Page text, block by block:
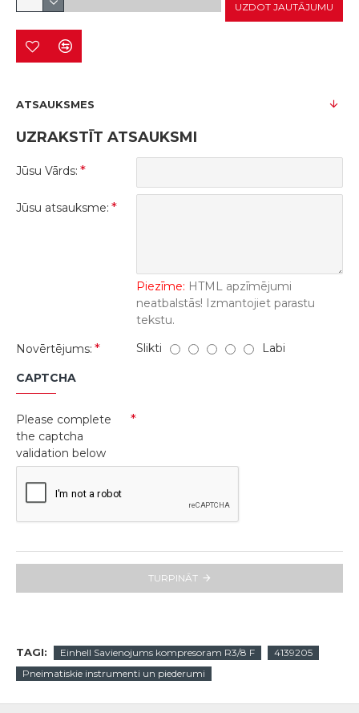
UZDOT JAUTĀJUMU
ATSAUKSMES
UZRAKSTĪT ATSAUKSMI
Jūsu Vārds:
Jūsu atsauksme:
Piezīme: HTML apzīmējumi
neatbalstās! Izmantojiet parastu
tekstu.
Novērtējums:
Slikti Labi
CAPTCHA
Please complete
the captcha
validation below
TURPINĀT
TAGI: Einhell Savienojums kompresoram R3/8 F
4139205
Pneimatiskie instrumenti un piederumi